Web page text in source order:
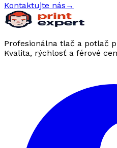
Kontaktujte nás →
Profesionálna tlač a potlač
Kvalita, rýchlosť a férové